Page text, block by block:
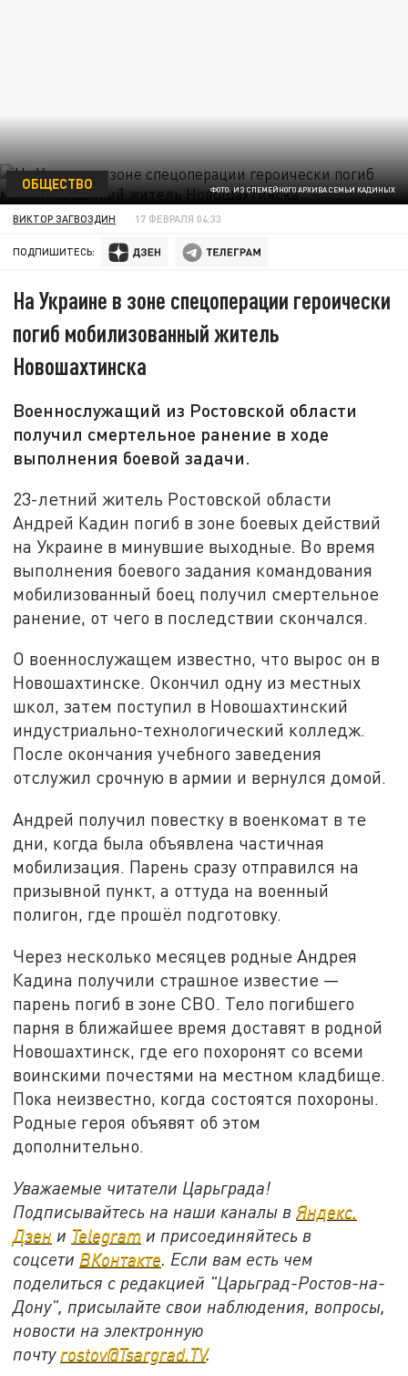
ФОТО: ИЗ СПЕМЕЙНОГО АРХИВА СЕМЬИ КАДИНЫХ
ОБЩЕСТВО
ВИКТОР ЗАГВОЗДИН 17 ФЕВРАЛЯ 04:33
ПОДПИШИТЕСЬ:
На Украине в зоне спецоперации героически
погиб мобилизованный житель
Новошахтинска
Военнослужащий из Ростовской области
получил смертельное ранение в ходе
выполнения боевой задачи.
23-летний житель Ростовской области
Андрей Кадин погиб в зоне боевых действий
на Украине в минувшие выходные. Во время
выполнения боевого задания командования
мобилизованный боец получил смертельное
ранение, от чего в последствии скончался.
О военнослужащем известно, что вырос он в
Новошахтинске. Окончил одну из местных
школ, затем поступил в Новошахтинский
индустриально-технологический колледж.
После окончания учебного заведения
отслужил срочную в армии и вернулся домой.
Андрей получил повестку в военкомат в те
дни, когда была объявлена частичная
мобилизация. Парень сразу отправился на
призывной пункт, а оттуда на военный
полигон, где прошёл подготовку.
Через несколько месяцев родные Андрея
Кадина получили страшное известие —
парень погиб в зоне СВО. Тело погибшего
парня в ближайшее время доставят в родной
Новошахтинск, где его похоронят со всеми
воинскими почестями на местном кладбище.
Пока неизвестно, когда состоятся похороны.
Родные героя объявят об этом
дополнительно.
Уважаемые читатели Царьграда!
Подписывайтесь на наши каналы в Яндекс.
Дзен и Telegram и присоединяйтесь в
соцсети ВКонтакте . Если вам есть чем
поделиться с редакцией "Царьград-Ростов-на-
Дону", присылайте свои наблюдения, вопросы,
новости на электронную
почту rostov@Tsargrad.ТV.